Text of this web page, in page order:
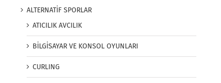
ALTERNATİF SPORLAR
ATICILIK AVCILIK
BİLGİSAYAR VE KONSOL OYUNLARI
CURLING